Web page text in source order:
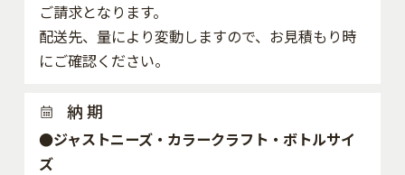
ご請求となります。
配送先、量により変動しますので、お見積もり時
にご確認ください。
納 期
●ジャストニーズ・カラークラフト・ボトルサイ
ズ